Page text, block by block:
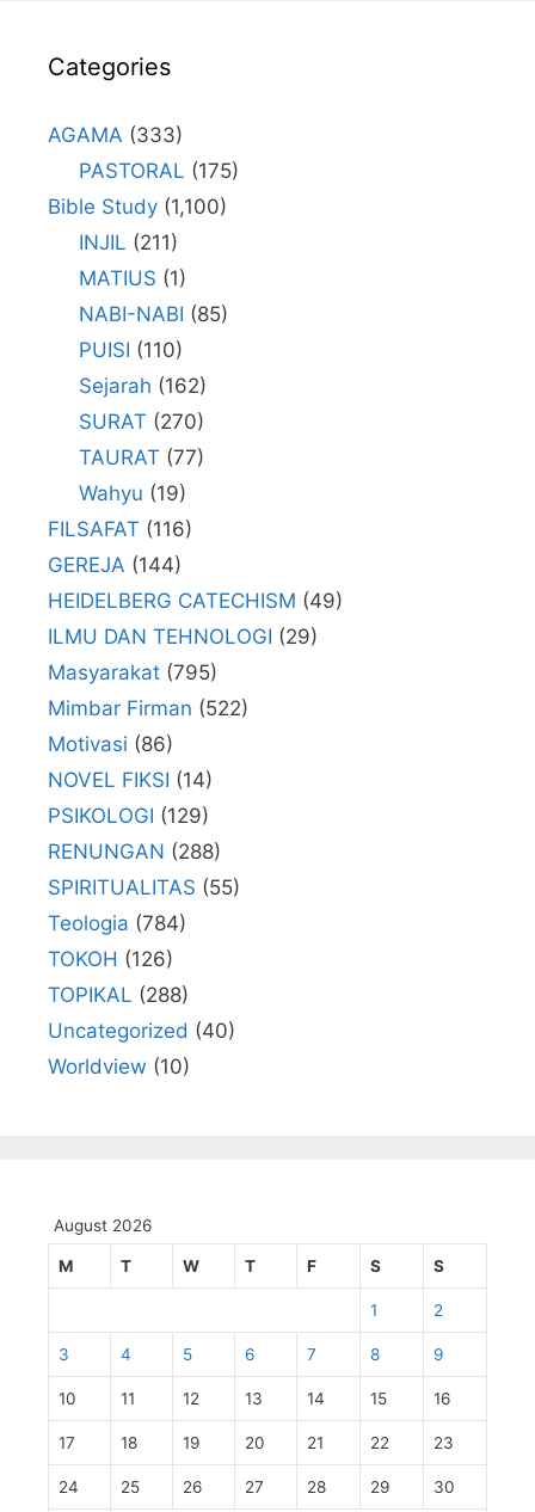
Categories
AGAMA (333)
PASTORAL (175)
Bible Study (1,100)
INJIL (211)
MATIUS (1)
NABI-NABI (85)
PUISI (110)
Sejarah (162)
SURAT (270)
TAURAT (77)
Wahyu (19)
FILSAFAT (116)
GEREJA (144)
HEIDELBERG CATECHISM (49)
ILMU DAN TEHNOLOGI (29)
Masyarakat (795)
Mimbar Firman (522)
Motivasi (86)
NOVEL FIKSI (14)
PSIKOLOGI (129)
RENUNGAN (288)
SPIRITUALITAS (55)
Teologia (784)
TOKOH (126)
TOPIKAL (288)
Uncategorized (40)
Worldview (10)
August 2026
M T W T F S S
1 2
3 4 5 6 7 8 9
10 11 12 13 14 15 16
17 18 19 20 21 22 23
24 25 26 27 28 29 30